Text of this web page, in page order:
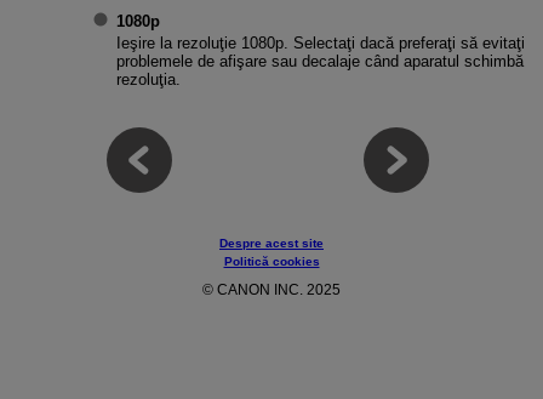
1080p
Ieşire la rezoluţie 1080p. Selectaţi dacă preferaţi să evitaţi
problemele de afişare sau decalaje când aparatul schimbă
rezoluţia.
Despre acest site
Politică cookies
© CANON INC. 2025